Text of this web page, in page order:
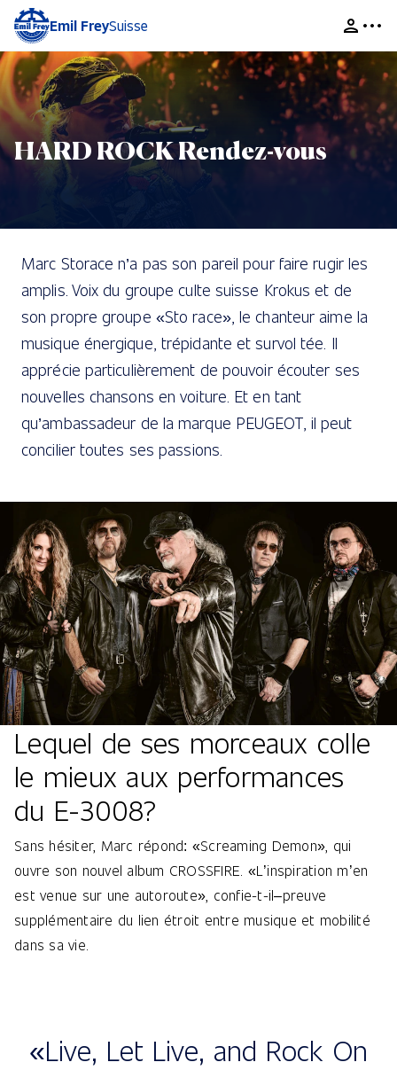
Emil FreySuisse
HARD ROCK Rendez-vous
Marc Storace n’a pas son pareil pour faire rugir les
amplis. Voix du groupe culte suisse Krokus et de
son propre groupe «Sto race», le chanteur aime la
musique énergique, trépidante et survol tée. Il
apprécie particulièrement de pouvoir écouter ses
nouvelles chansons en voiture. Et en tant
qu’ambassadeur de la marque PEUGEOT, il peut
concilier toutes ses passions.
Lequel de ses morceaux colle
le mieux aux performances
du E-3008?
Sans hésiter, Marc répond: «Screaming Demon», qui
ouvre son nouvel album CROSSFIRE. «L’inspiration m’en
est venue sur une autoroute», confie-t-il–preuve
supplémentaire du lien étroit entre musique et mobilité
dans sa vie.
«Live, Let Live, and Rock On